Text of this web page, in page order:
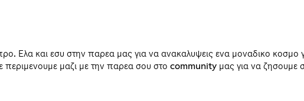
Ελα και εσυ στην παρεα μας για να ανακαλυψεις ενα μοναδικο κοσμο
μαζι με την παρεα σου στο community μας για να ζησουμε